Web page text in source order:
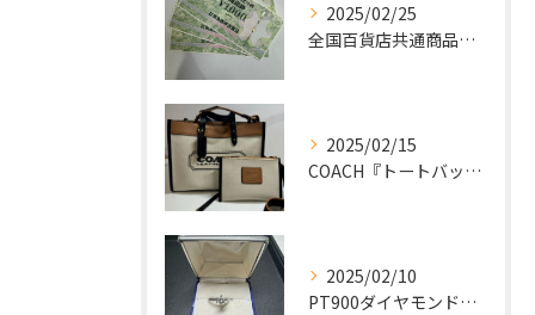
2025/02/25
全国百貨店共通商品券をお買取致しました！
2025/02/15
COACH『トートバッグ』をお買取致しました！
2025/02/10
PT900ダイヤモンドリングをお買取致しました！